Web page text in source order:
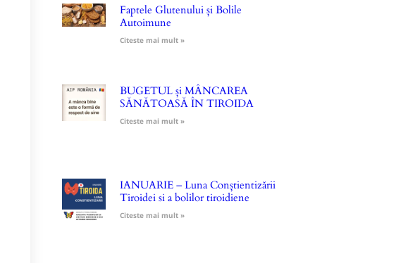
Faptele Glutenului și Bolile
Autoimune
Citeste mai mult »
BUGETUL și MÂNCAREA
SĂNĂTOASĂ ÎN TIROIDA
Citeste mai mult »
IANUARIE – Luna Conștientizării
Tiroidei si a bolilor tiroidiene
Citeste mai mult »